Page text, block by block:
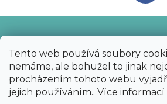
Tento web používá soubory
nemáme, ale bohužel to jinak
procházením tohoto webu
jejich používáním.. Více informací
Copyright 2026 Bijoux
korálků. Všechna práva